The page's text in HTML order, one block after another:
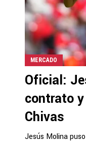
MERCADO
Oficial:
contrato
Chivas
Jesús Molina